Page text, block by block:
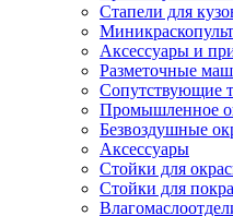
Стапели для
Аксессуары и
Разметочные
Сопутствующие
Промышленное
Безвоздушные
Аксессуары
Стойки для
Стойки для